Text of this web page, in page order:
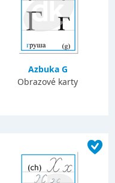
Azbuka G
Obrazové karty